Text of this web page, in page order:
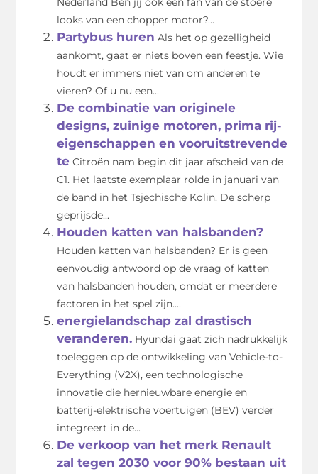
looks van een chopper motor?...
Partybus huren Als het op gezelligheid
aankomt, gaat er niets boven een feestje. Wie
houdt er immers niet van om anderen te
vieren? Of u nu een...
De combinatie van originele
designs, zuinige motoren, prima rij-
eigenschappen en vooruitstrevende
te Citroën nam begin dit jaar afscheid van de
C1. Het laatste exemplaar rolde in januari van
de band in het Tsjechische Kolin. De scherp
geprijsde...
Houden katten van halsbanden?
Houden katten van halsbanden? Er is geen
eenvoudig antwoord op de vraag of katten
van halsbanden houden, omdat er meerdere
factoren in het spel zijn....
energielandschap zal drastisch
veranderen. Hyundai gaat zich nadrukkelijk
toeleggen op de ontwikkeling van Vehicle-to-
Everything (V2X), een technologische
innovatie die hernieuwbare energie en
batterij-elektrische voertuigen (BEV) verder
integreert in de...
De verkoop van het merk Renault
zal tegen 2030 voor 90% bestaan uit